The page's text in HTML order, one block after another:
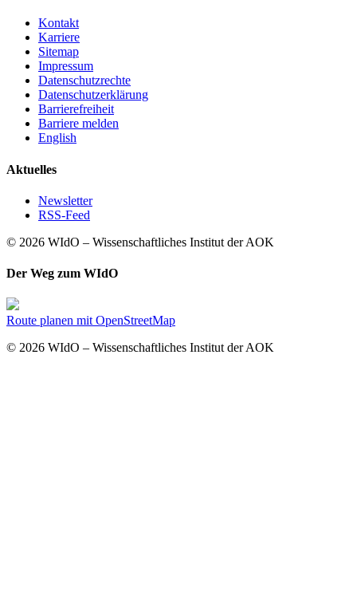
Kontakt
Karriere
Sitemap
Impressum
Datenschutzrechte
Datenschutzerklärung
Barrierefreiheit
Barriere melden
English
Aktuelles
Newsletter
RSS-Feed
© 2026 WIdO – Wissenschaftliches Institut der AOK
Der Weg zum WIdO
Route planen mit OpenStreetMap
© 2026 WIdO – Wissenschaftliches Institut der AOK